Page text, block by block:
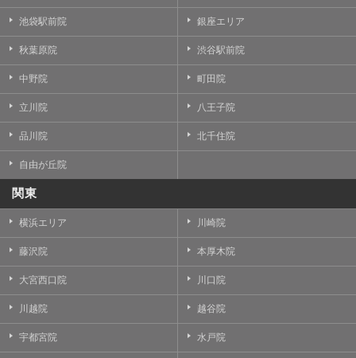
池袋駅前院 銀座エリア
秋葉原院 渋谷駅前院
中野院 町田院
立川院 八王子院
品川院 北千住院
自由が丘院
関東
横浜エリア 川崎院
藤沢院 本厚木院
大宮西口院 川口院
川越院 越谷院
宇都宮院 水戸院